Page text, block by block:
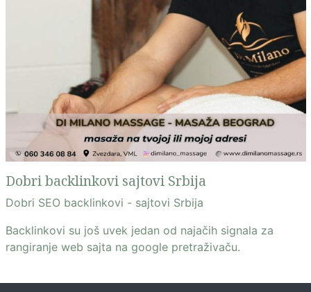
Dobri backlinkovi sajtovi Srbija
Dobri SEO backlinkovi - sajtovi Srbija
Backlinkovi su još uvek jedan od najačih signala za
rangiranje web sajta na google pretraživaču.